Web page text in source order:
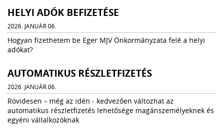
HELYI ADÓK BEFIZETÉSE
2026. JANUÁR 06.
Hogyan fizethetem be Eger MJV Önkormányzata felé a helyi
adókat?
AUTOMATIKUS RÉSZLETFIZETÉS
2026. JANUÁR 06.
Rövidesen – még az idén - kedvezően változhat az
automatikus részletfizetés lehetősége magánszemélyeknek és
egyéni vállalkozóknak